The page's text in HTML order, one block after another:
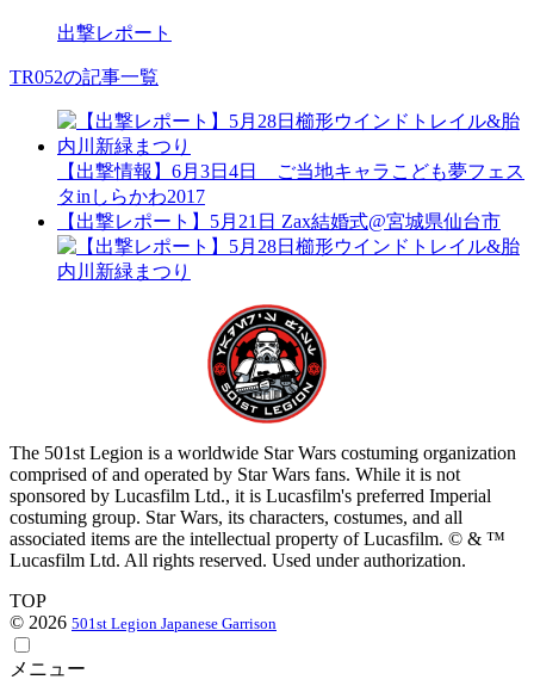
出撃レポート
TR052の記事一覧
【出撃情報】6月3日4日 ご当地キャラこども夢フェス
タinしらかわ2017
【出撃レポート】5月21日 Zax結婚式@宮城県仙台市
The 501st Legion is a worldwide Star Wars costuming organization
comprised of and operated by Star Wars fans. While it is not
sponsored by Lucasfilm Ltd., it is Lucasfilm's preferred Imperial
costuming group. Star Wars, its characters, costumes, and all
associated items are the intellectual property of Lucasfilm. © & ™
Lucasfilm Ltd. All rights reserved. Used under authorization.
TOP
© 2026 501st Legion Japanese Garrison
メニュー